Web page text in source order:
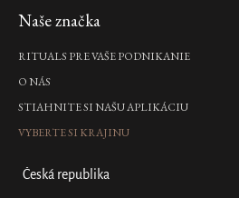
Naše značka
RITUALS PRE VAŠE PODNIKANIE
O NÁS
STIAHNITE SI NAŠU APLIKÁCIU
VYBERTE SI KRAJINU